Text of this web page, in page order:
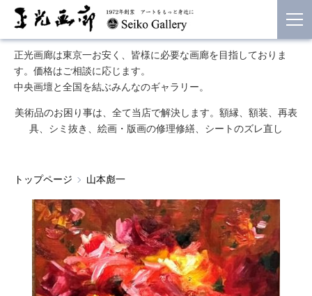
正光画廊は東京一お安く、皆様に必要な画廊を目指しておりま
す。価格はご相談に応じます。
中央画壇と全国を結ぶみんなのギャラリー。
美術品のお困り事は、全て当店で解決します。額縁、額装、再表
具、シミ抜き、絵画・版画の修理修繕、シートのズレ直し
トップページ 山本彪一